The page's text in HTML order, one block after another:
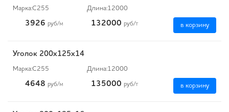
Марка:С255 Длина:12000
3926 руб/м 132000 руб/т в корзину
Уголок 200х125х14
Марка:С255 Длина:12000
4648 руб/м 135000 руб/т в корзину